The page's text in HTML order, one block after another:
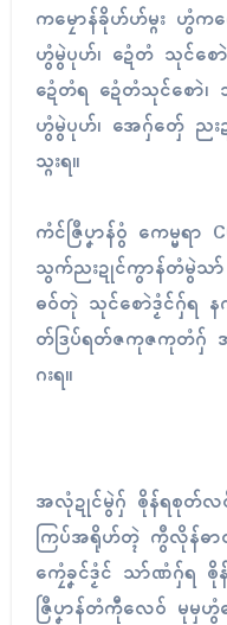
ကမၠောန်ခိုဟ်ဟ်မ္ဂး ဟွံ
ဟွံမွဲပုဟ်၊ ဍေံတံ သုၚ်စ
ဍေံတံရ ဍေံတံသုၚ်စောဲ
ဟွံမွဲပုဟ်၊ အေဂှ်တှ်ေ ညး
သ္ဂးရ။
ကံၚ်ဇြဳပၞာန်ဝွံ ကေမ္မရ
သွက်ညးဍုၚ်ကွာန်တံမွဲသ
ဓဝ်တုဲ သုၚ်စောဲဒၟံၚ်ဂှ်ရ
တ်ဒြပ်ရတ်ဇကုဇကုတံဂှ်
ဂးရ။
အလုံဍုၚ်မွဲဂှ် ၜိုန်ရစုတ်လ
ကြပ်အရိုဟ်တ္ၚဲ ကွဳလိုန်ဓ
ကၠေံခၞၚ်ဒၟံၚ် သာ်ဏံဂှ်ရ
ဇြဳပၞာန်တံကီုလေဝ် မုမှ